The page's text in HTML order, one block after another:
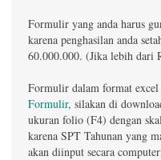
Formulir yang anda harus
karena penghasilan anda
60.000.000. (Jika lebih dari
Formulir dalam format excel
Formulir, silakan di
ukuran folio (F4) dengan
karena SPT Tahunan yang
akan diinput secara